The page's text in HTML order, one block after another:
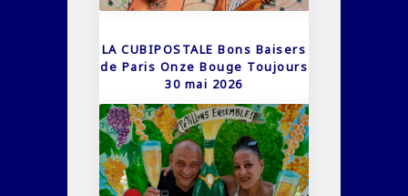
LA CUBIPOSTALE Bons Baisers
de Paris Onze Bouge Toujours
30 mai 2026